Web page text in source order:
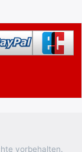
vorbehalten.